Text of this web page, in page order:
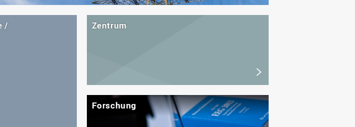
/
Zentrum
Forschung